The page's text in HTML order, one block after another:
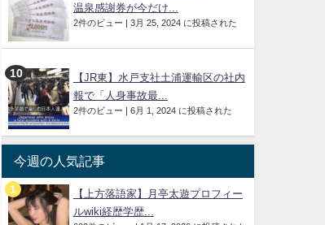
温泉感謝券が今だけ...
2件のビュー | 3月 25, 2024 に投稿された
【JR東】水戸支社土浦運輸区の社内
報で「人身事故最...
2件のビュー | 6月 1, 2024 に投稿された
今週の人気記事
【上方落語家】月亭太遊プロフィー
ルwiki経歴学歴...